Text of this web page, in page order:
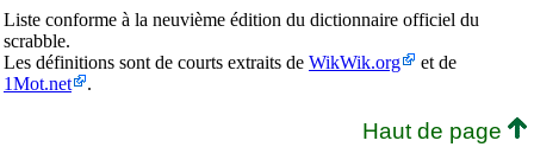
Liste conforme à la neuvième édition du dictionnaire officiel du
scrabble.
Les définitions sont de courts extraits de WikWik.org
et de
1Mot.net
.
Haut de page